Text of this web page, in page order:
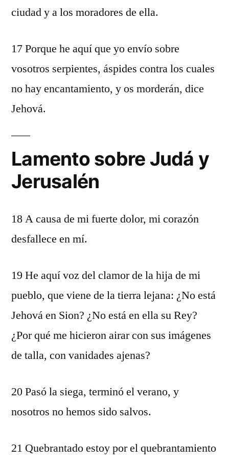
ciudad y a los moradores de ella.
17 Porque he aquí que yo envío sobre
vosotros serpientes, áspides contra los cuales
no hay encantamiento, y os morderán, dice
Jehová.
Lamento sobre Judá y
Jerusalén
18 A causa de mi fuerte dolor, mi corazón
desfallece en mí.
19 He aquí voz del clamor de la hija de mi
pueblo, que viene de la tierra lejana: ¿No está
Jehová en Sion? ¿No está en ella su Rey?
¿Por qué me hicieron airar con sus imágenes
de talla, con vanidades ajenas?
20 Pasó la siega, terminó el verano, y
nosotros no hemos sido salvos.
21 Quebrantado estoy por el quebrantamiento